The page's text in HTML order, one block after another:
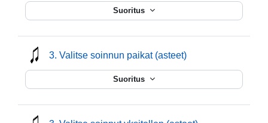
Suoritus
3. Valitse soinnun paikat (asteet)mmusic
Suoritus